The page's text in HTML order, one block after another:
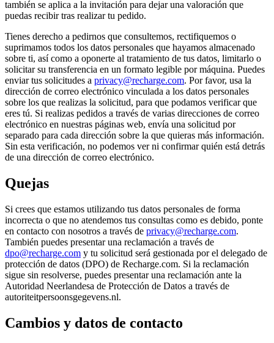
también se aplica a la invitación para dejar una valoración que
puedas recibir tras realizar tu pedido.
Tienes derecho a pedirnos que consultemos, rectifiquemos o
suprimamos todos los datos personales que hayamos almacenado
sobre ti, así como a oponerte al tratamiento de tus datos, limitarlo o
solicitar su transferencia en un formato legible por máquina. Puedes
enviar tus solicitudes a privacy@recharge.com. Por favor, usa la
dirección de correo electrónico vinculada a los datos personales
sobre los que realizas la solicitud, para que podamos verificar que
eres tú. Si realizas pedidos a través de varias direcciones de correo
electrónico en nuestras páginas web, envía una solicitud por
separado para cada dirección sobre la que quieras más información.
Sin esta verificación, no podemos ver ni confirmar quién está detrás
de una dirección de correo electrónico.
Quejas
Si crees que estamos utilizando tus datos personales de forma
incorrecta o que no atendemos tus consultas como es debido, ponte
en contacto con nosotros a través de privacy@recharge.com.
También puedes presentar una reclamación a través de
dpo@recharge.com y tu solicitud será gestionada por el delegado de
protección de datos (DPO) de Recharge.com. Si la reclamación
sigue sin resolverse, puedes presentar una reclamación ante la
Autoridad Neerlandesa de Protección de Datos a través de
autoriteitpersoonsgegevens.nl.
Cambios y datos de contacto